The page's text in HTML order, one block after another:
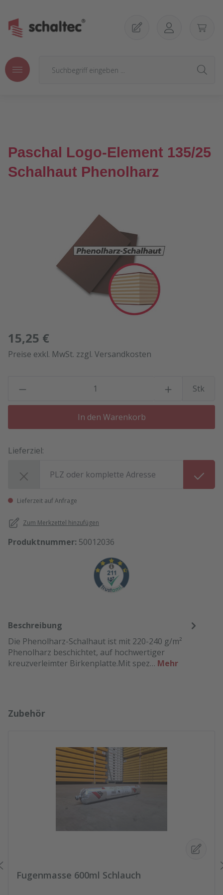
Paschal Logo-Element 135/25
Schalhaut Phenolharz
Bildergalerie überspringen
15,25 €
Preise exkl. MwSt. zzgl. Versandkosten
Stk
In den Warenkorb
Lieferziel:
Lieferzeit auf Anfrage
Zum Merkzettel hinzufügen
Produktnummer: 50012036
Beschreibung
Die Phenolharz-Schalhaut ist mit 220-240 g/m²
Phenolharz beschichtet, auf hochwertiger
kreuzverleimter Birkenplatte.Mit spez… Mehr
Produktgalerie überspringen
Zubehör
Fugenmasse 600ml Schlauch